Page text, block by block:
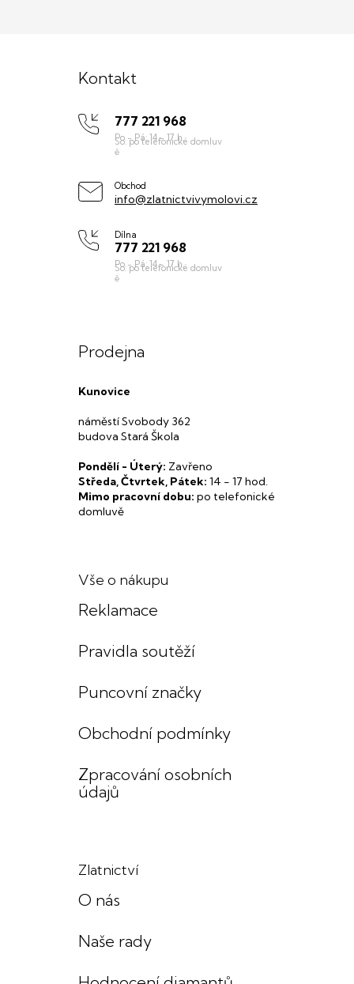
Kontakt
777 221 968
Obchod
info@zlatnictvivymolovi.cz
Dílna
777 221 968
Prodejna
Kunovice
náměstí Svobody 362
budova Stará Škola
Pondělí - Úterý: Zavřeno
Středa, Čtvrtek, Pátek: 14 - 17 hod.
Mimo pracovní dobu: po telefonické
domluvě
Vše o nákupu
Reklamace
Pravidla soutěží
Puncovní značky
Obchodní podmínky
Zpracování osobních
údajů
Zlatnictví
O nás
Naše rady